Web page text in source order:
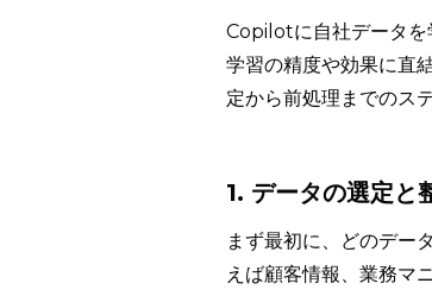
Copilotに自社データを
学習の精度や効果に直
定から前処理までのス
1. データの選定と
まず最初に、どのデー
えば顧客情報、業務マ